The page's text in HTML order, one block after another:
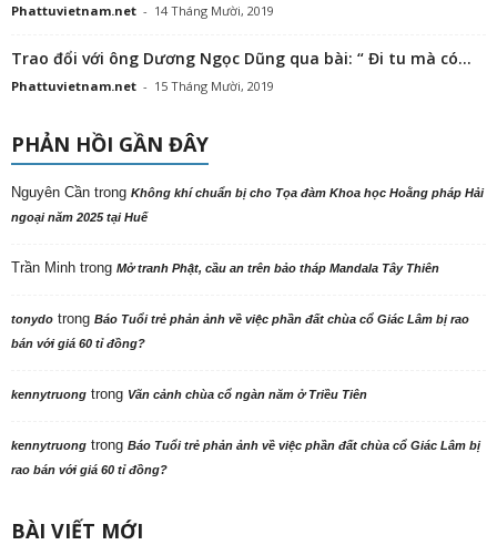
Phattuvietnam.net - 14 Tháng Mười, 2019
Trao đổi với ông Dương Ngọc Dũng qua bài: “ Đi tu mà có...
Phattuvietnam.net - 15 Tháng Mười, 2019
PHẢN HỒI GẦN ĐÂY
Nguyên Cần trong Không khí chuẩn bị cho Tọa đàm Khoa học Hoằng pháp Hải
ngoại năm 2025 tại Huế
Trần Minh trong Mở tranh Phật, cầu an trên bảo tháp Mandala Tây Thiên
tonydo trong Báo Tuổi trẻ phản ảnh về việc phần đất chùa cổ Giác Lâm bị rao
bán với giá 60 tỉ đồng?
kennytruong trong Vãn cảnh chùa cổ ngàn năm ở Triều Tiên
kennytruong trong Báo Tuổi trẻ phản ảnh về việc phần đất chùa cổ Giác Lâm bị
rao bán với giá 60 tỉ đồng?
BÀI VIẾT MỚI